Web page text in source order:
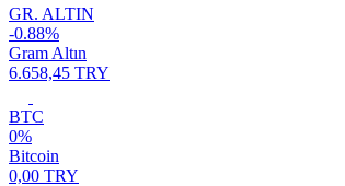
GR. ALTIN
-0.88%
Gram Altın
6.658,45 TRY
BTC
0%
Bitcoin
0,00 TRY